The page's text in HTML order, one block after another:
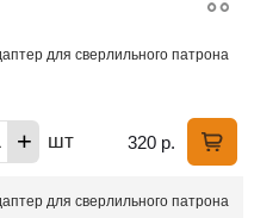
для сверлильного патрона
+ шт 320 р.
для сверлильного патрона